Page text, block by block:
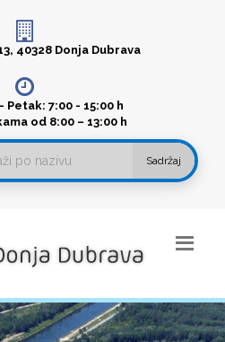
40328 Donja Dubrava
7:00 - 15:00 h
od 8:00 – 13:00 h
Sadržaj